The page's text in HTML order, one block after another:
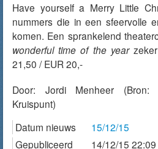
Have yourself a Merry Little
nummers die in een sfeervolle
komen. Een sprankelend
wonderful time of the yearzeker
21,50 / EUR 20,-
Door: Jordi Menheer (Bron:
Kruispunt)
Datum nieuws
15/12/15
Gepubliceerd
14/12/15 22:09